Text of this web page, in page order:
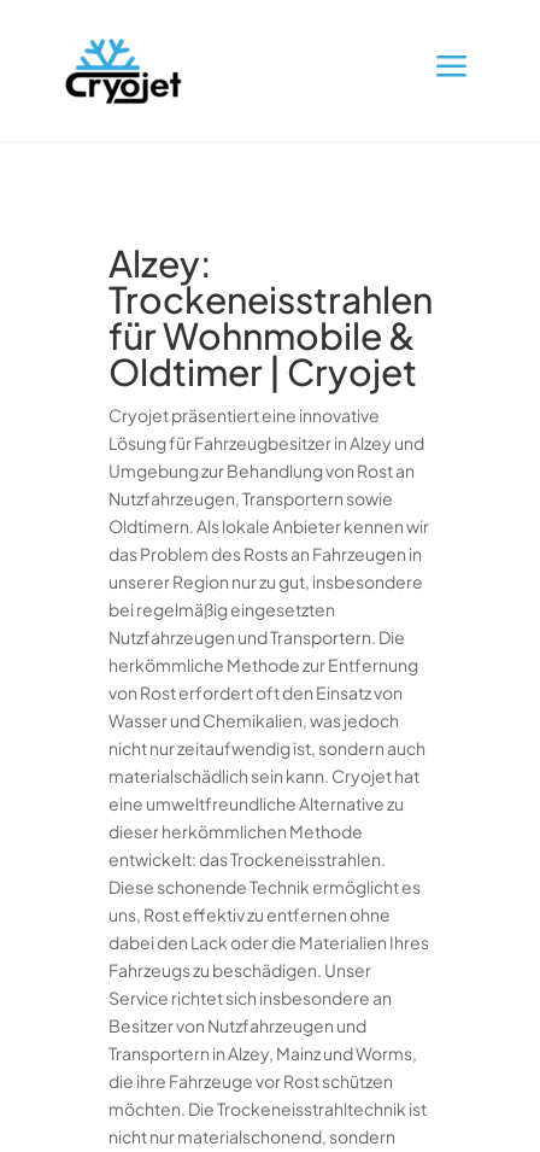
a
Alzey:
Trockeneisstrahlen
für Wohnmobile &
Oldtimer | Cryojet
Cryojet präsentiert eine innovative
Lösung für Fahrzeugbesitzer in Alzey und
Umgebung zur Behandlung von Rost an
Nutzfahrzeugen, Transportern sowie
Oldtimern. Als lokale Anbieter kennen wir
das Problem des Rosts an Fahrzeugen in
unserer Region nur zu gut, insbesondere
bei regelmäßig eingesetzten
Nutzfahrzeugen und Transportern. Die
herkömmliche Methode zur Entfernung
von Rost erfordert oft den Einsatz von
Wasser und Chemikalien, was jedoch
nicht nur zeitaufwendig ist, sondern auch
materialschädlich sein kann. Cryojet hat
eine umweltfreundliche Alternative zu
dieser herkömmlichen Methode
entwickelt: das Trockeneisstrahlen.
Diese schonende Technik ermöglicht es
uns, Rost effektiv zu entfernen ohne
dabei den Lack oder die Materialien Ihres
Fahrzeugs zu beschädigen. Unser
Service richtet sich insbesondere an
Besitzer von Nutzfahrzeugen und
Transportern in Alzey, Mainz und Worms,
die ihre Fahrzeuge vor Rost schützen
möchten. Die Trockeneisstrahltechnik ist
nicht nur materialschonend, sondern